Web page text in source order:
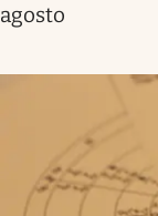
agosto